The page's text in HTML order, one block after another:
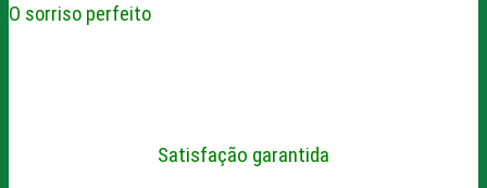
O sorriso perfeito
Satisfação garantida